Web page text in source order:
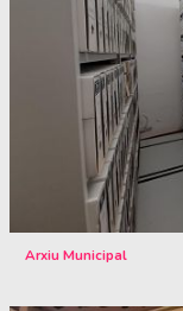
Arxiu Municipal